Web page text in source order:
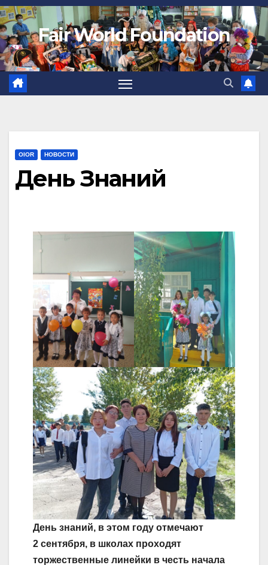
Fair World Foundation
OIOR НОВОСТИ
День Знаний
День знаний, в этом году отмечают
2 сентября, в школах проходят
торжественные линейки в честь начала